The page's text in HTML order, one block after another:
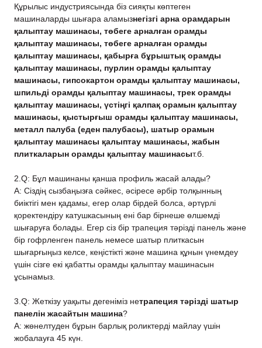
Құрылыс индустриясында біз сияқты көптеген
машиналарды шығара аламызнегізгі арна орамдарын
қалыптау машинасы, төбеге арналған орамды
қалыптау машинасы, төбеге арналған орамды
қалыптау машинасы, қабырға бұрыштық орамды
қалыптау машинасы, пурлин орамды қалыптау
машинасы, гипсокартон орамды қалыптау машинасы,
шпильді орамды қалыптау машинасы, трек орамды
қалыптау машинасы, үстіңгі қалпақ орамын қалыптау
машинасы, қыстырғыш орамды қалыптау машинасы,
металл палуба (еден палубасы), шатыр орамын
қалыптау машинасы қалыптау машинасы, жабын
плиткаларын орамды қалыптау машинасыт.б.
2.Q: Бұл машинаны қанша профиль жасай алады?
A: Сіздің сызбаңызға сәйкес, әсіресе әрбір толқынның
биіктігі мен қадамы, егер олар бірдей болса, әртүрлі
қоректендіру катушкасының ені бар бірнеше өлшемді
шығаруға болады. Егер сіз бір трапеция тәрізді панель және
бір гофрленген панель немесе шатыр плиткасын
шығарғыңыз келсе, кеңістікті және машина құнын үнемдеу
үшін сізге екі қабатты орамды қалыптау машинасын
ұсынамыз.
3.Q: Жеткізу уақыты дегеніміз нетрапеция тәрізді шатыр
панелін жасайтын машина?
A: жөнелтуден бұрын барлық роликтерді майлау үшін
жобалауға 45 күн.